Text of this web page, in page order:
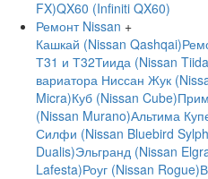
FX)QX60 (Infiniti QX60)
Ремонт Nissan +
Кашкай (Nissan Qashqai)
Т31 и Т32Тиида (Nissan
вариатора Ниссан Жук
Micra)Куб (Nissan Cube)
(Nissan Murano)Альтима
Силфи (Nissan Bluebird
Dualis)Эльгранд (Nissan
Lafesta)Роуг (Nissan Rogue)